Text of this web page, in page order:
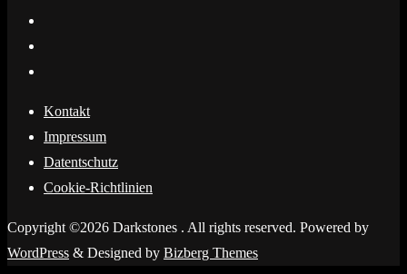
Kontakt
Impressum
Datentschutz
Cookie-Richtlinien
Copyright ©2026 Darkstones . All rights reserved. Powered by
WordPress & Designed by Bizberg Themes